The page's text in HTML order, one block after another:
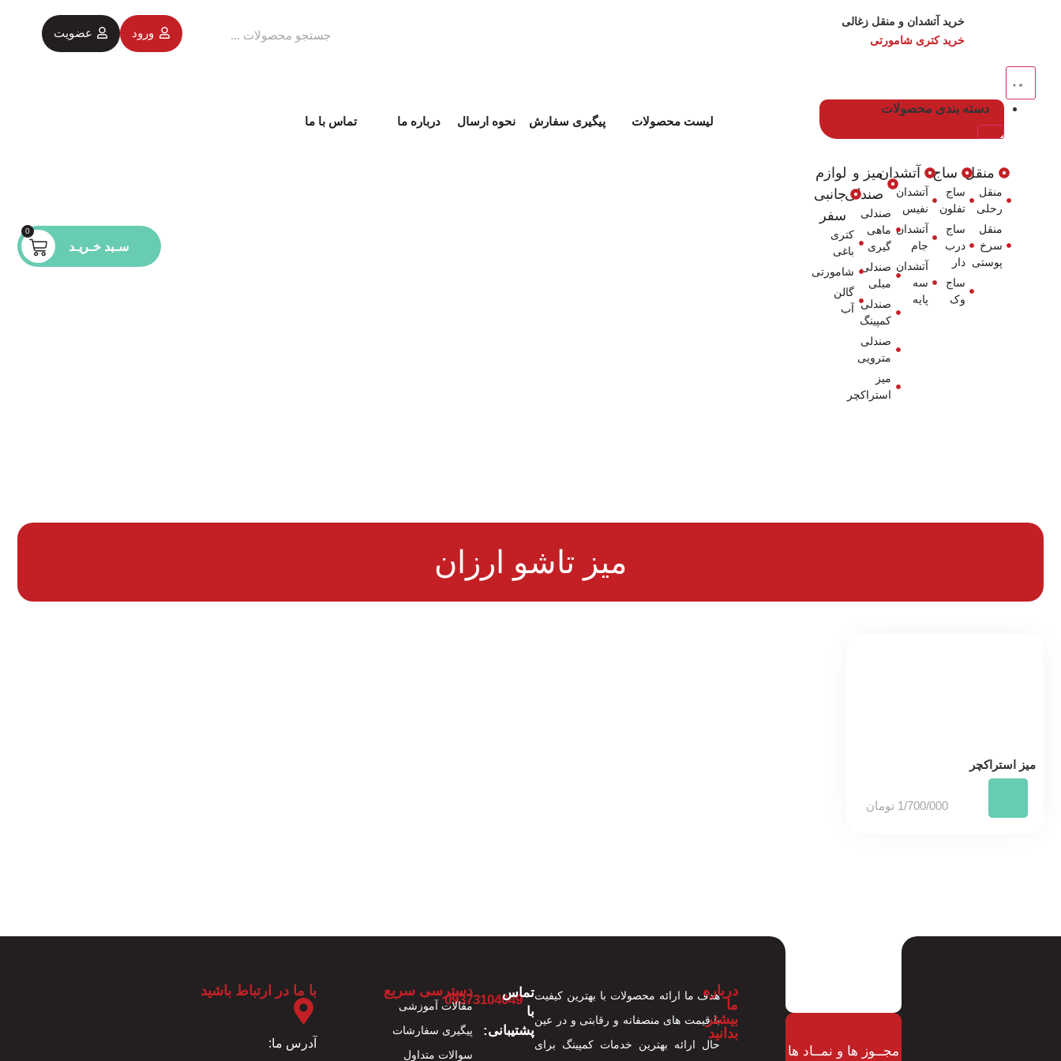
خرید آتشدان و منقل زغالی
خرید کتری شامورتی
ورود عضویت
دسته بندی محصولات
منقل
منقل
رحلی
منقل
سرخ
پوستی
ساج
ساج
تفلون
ساج
درب
دار
ساج
وک
آتشدان
آتشدان
نفیس
آتشدان
جام
آتشدان
سه
پایه
میز و
صندلی
صندلی
ماهی
گیری
صندلی
مبلی
صندلی
کمپینگ
صندلی
مترویی
میز
استراکچر
لوازم
جانبی
سفر
کتری
باغی
شامورتی
گالن
آب
لیست محصولات پیگیری سفارش نحوه ارسال درباره ما تماس با ما
0
میز تاشو ارزان
میز استراکچر
1/700/000 تومان
مجــوز ها و نمــاد ها
درباره
ما
بیشتر
بدانید
هدف ما ارائه محصولات با بهترین کیفیت
با قیمت های منصفانه و رقابتی و در عین
حال ارائه بهترین خدمات کمپینگ برای
تماس
با
پشتیبانی:
09373104049
دسترسی سریع
مقالات آموزشی
پیگیری سفارشات
سوالات متداول
با ما در ارتباط باشید
آدرس ما: